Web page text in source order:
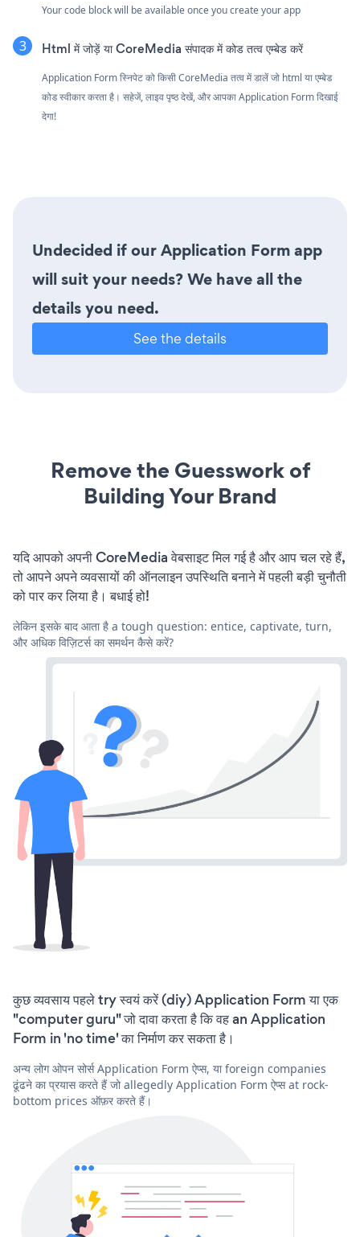
Your code block will be available once you create your app
Html में जोड़ें या CoreMedia संपादक में कोड तत्व एम्बेड करें
Application Form स्निपेट को किसी CoreMedia तत्व में डालें जो html या एम्बेड
कोड स्वीकार करता है। सहेजें, लाइव पृष्ठ देखें, और आपका Application Form दिखाई
देगा!
Undecided if our Application Form app
will suit your needs? We have all the
details you need.
See the details
Remove the Guesswork of
Building Your Brand
यदि आपको अपनी CoreMedia वेबसाइट मिल गई है और आप चल रहे हैं,
तो आपने अपने व्यवसायों की ऑनलाइन उपस्थिति बनाने में पहली बड़ी चुनौती
को पार कर लिया है। बधाई हो!
लेकिन इसके बाद आता है a tough question: entice, captivate, turn,
और अधिक विज़िटर्स का समर्थन कैसे करें?
कुछ व्यवसाय पहले try स्वयं करें (diy) Application Form या एक
"computer guru" जो दावा करता है कि वह an Application
Form in 'no time' का निर्माण कर सकता है।
अन्य लोग ओपन सोर्स Application Form ऐप्स, या foreign companies
ढूंढने का प्रयास करते हैं जो allegedly Application Form ऐप्स at rock-
bottom prices ऑफ़र करते हैं।